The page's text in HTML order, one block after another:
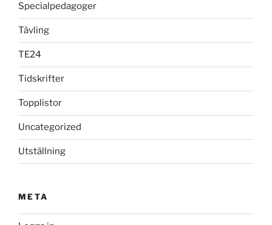
Specialpedagoger
Tävling
TE24
Tidskrifter
Topplistor
Uncategorized
Utställning
META